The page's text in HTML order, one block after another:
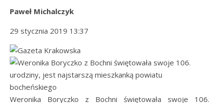
Paweł Michalczyk
29 stycznia 2019 13:37
Weronika Boryczko z Bochni świętowała swoje 106.